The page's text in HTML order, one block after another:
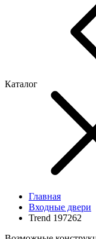
Каталог
Главная
Входные двери
Trend 197262